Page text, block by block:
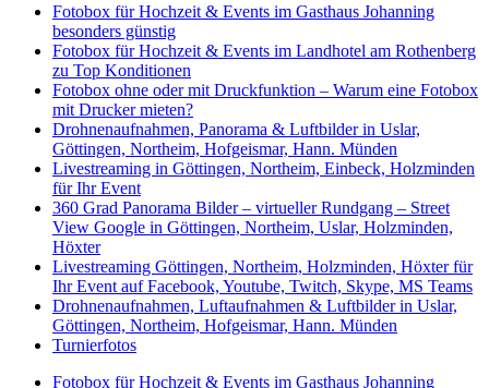
Fotobox für Hochzeit & Events im Gasthaus Johanning
besonders günstig
Fotobox für Hochzeit & Events im Landhotel am Rothenberg
zu Top Konditionen
Fotobox ohne oder mit Druckfunktion – Warum eine Fotobox
mit Drucker mieten?
Drohnenaufnahmen, Panorama & Luftbilder in Uslar,
Göttingen, Northeim, Hofgeismar, Hann. Münden
Livestreaming in Göttingen, Northeim, Einbeck, Holzminden
für Ihr Event
360 Grad Panorama Bilder – virtueller Rundgang – Street
View Google in Göttingen, Northeim, Uslar, Holzminden,
Höxter
Livestreaming Göttingen, Northeim, Holzminden, Höxter für
Ihr Event auf Facebook, Youtube, Twitch, Skype, MS Teams
Drohnenaufnahmen, Luftaufnahmen & Luftbilder in Uslar,
Göttingen, Northeim, Hofgeismar, Hann. Münden
Turnierfotos
Fotobox für Hochzeit & Events im Gasthaus Johanning